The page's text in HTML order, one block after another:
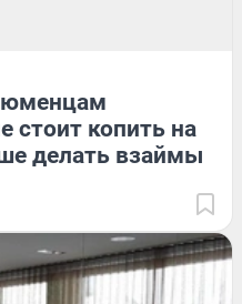
стоит копить на
делать взаймы